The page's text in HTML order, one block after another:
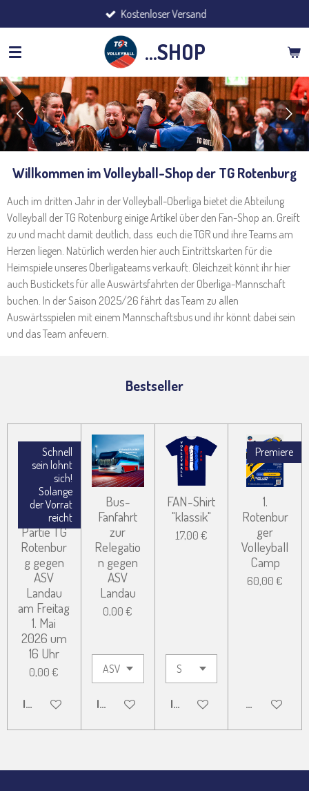
Hauptinhalt
springen
...SHOP
Kostenloser Versand
Willkommen im Volleyball-Shop der TG Rotenburg
Auch im dritten Jahr in der Volleyball-Oberliga bietet die Abteilung
Volleyball der TG Rotenburg einige Artikel über den Fan-Shop an. Greift
zu und macht damit deutlich, dass euch die TGR und ihre Teams am
Herzen liegen. Natürlich werden hier auch Eintrittskarten für die
Heimspiele unseres Oberligateams verkauft. Gleichzeit könnt ihr hier
auch Bustickets für alle Auswärtsfahrten der Oberliga-Mannschaft
buchen. In der Saison 2025/26 fährt das Team zu allen
Auswärtsspielen mit einem Mannschaftsbus und ihr könnt dabei sein
und das Team anfeuern.
Bestseller
Schnell
sein lohnt
sich!
Solange
der Vorrat
reicht
Tageskart
en für die
Partie TG
Rotenbur
g gegen
ASV
Landau
am Freitag
1. Mai
2026 um
16 Uhr
0,00 €
IN DEN WARENKORB
Bus-
Fanfahrt
zur
Relegatio
n gegen
ASV
Landau
0,00 €
IN DEN WARENKORB
FAN-Shirt
"klassik"
17,00 €
IN DEN WARENKORB
Premiere
1.
Rotenbur
ger
Volleyball
Camp
60,00 €
DETAILS